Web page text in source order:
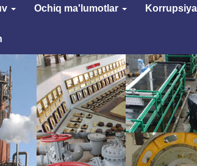
Ochiq ma'lumotlar